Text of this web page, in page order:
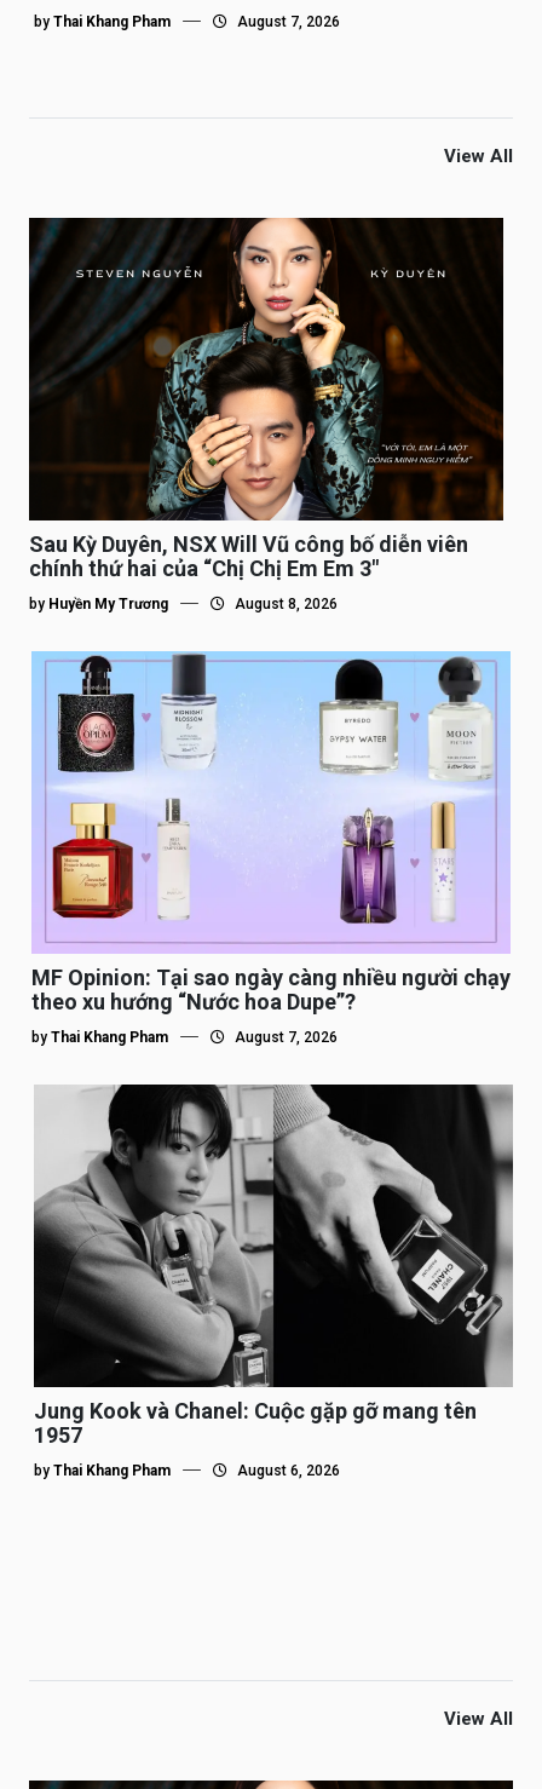
by Thai Khang Pham August 7, 2026
View All
Sau Kỳ Duyên, NSX Will Vũ công bố diễn viên
chính thứ hai của “Chị Chị Em Em 3″
by Huyền My Trương August 8, 2026
MF Opinion: Tại sao ngày càng nhiều người chạy
theo xu hướng “Nước hoa Dupe”?
by Thai Khang Pham August 7, 2026
Jung Kook và Chanel: Cuộc gặp gỡ mang tên
1957
by Thai Khang Pham August 6, 2026
View All